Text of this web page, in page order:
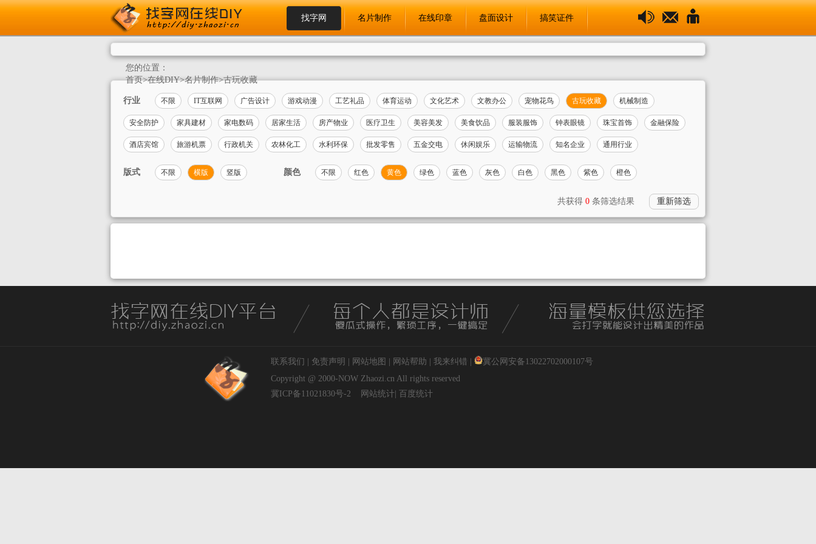
找字网 名片制作 在线印章 盘面设计 搞笑证件
您的位置：
首页>在线DIY>名片制作>古玩收藏
行业 不限 IT互联网 广告设计 游戏动漫 工艺礼品 体育运动 文化艺术 文教办公 宠物花鸟 古玩收藏 机械制造
安全防护 家具建材 家电数码 居家生活 房产物业 医疗卫生 美容美发 美食饮品 服装服饰 钟表眼镜 珠宝首饰 金融保险
酒店宾馆 旅游机票 行政机关 农林化工 水利环保 批发零售 五金交电 休闲娱乐 运输物流 知名企业 通用行业
版式 不限 横版 竖版 颜色 不限 红色 黄色 绿色 蓝色 灰色 白色 黑色 紫色 橙色
共获得 0 条筛选结果 重新筛选
联系我们 免责声明 网站地图 网站帮助 我来纠错
冀公网安备13022702000107号
Copyright @ 2000-NOW Zhaozi.cn All rights reserved
冀ICP备11021830号-2
网站统计 百度统计